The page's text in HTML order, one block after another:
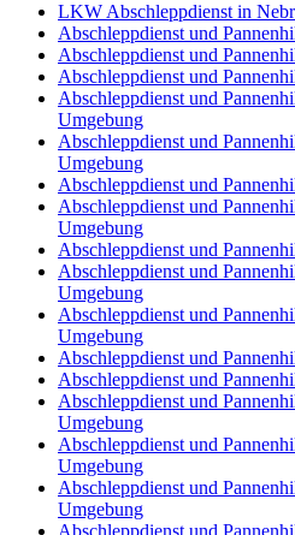
LKW Abschleppdienst in
Abschleppdienst und
Abschleppdienst und
Abschleppdienst und
Abschleppdienst und
Umgebung
Abschleppdienst und
Umgebung
Abschleppdienst und
Abschleppdienst und
Umgebung
Abschleppdienst und
Abschleppdienst und
Umgebung
Abschleppdienst und
Umgebung
Abschleppdienst und
Abschleppdienst und
Abschleppdienst und
Umgebung
Abschleppdienst und
Umgebung
Abschleppdienst und
Umgebung
Abschleppdienst und